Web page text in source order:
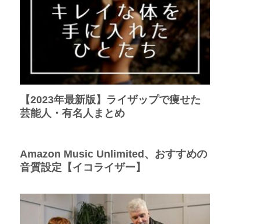
【2023年最新版】ライザップで痩せた
芸能人・有名人まとめ
Amazon Music Unlimited、おすすめの
音質設定【イコライザー】